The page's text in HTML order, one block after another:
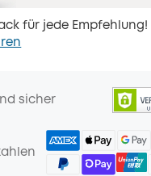
für jede Empfehlung!
sicher